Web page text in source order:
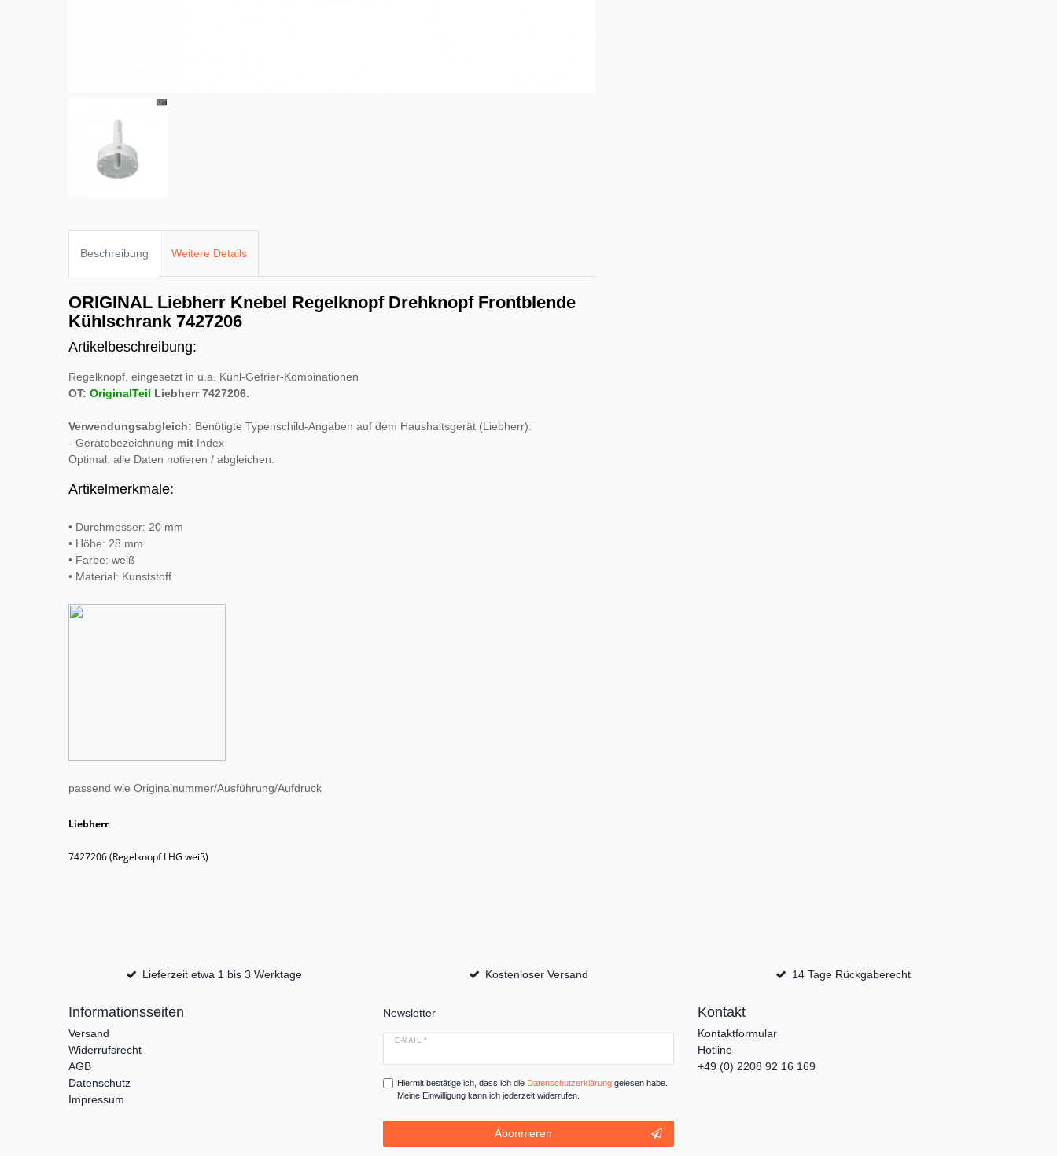
Beschreibung Weitere Details
ORIGINAL Liebherr Knebel Regelknopf Drehknopf Frontblende
Kühlschrank 7427206
Artikelbeschreibung:
Regelknopf, eingesetzt in u.a. Kühl-Gefrier-Kombinationen
OT: OriginalTeil Liebherr 7427206.
Verwendungsabgleich: Benötigte Typenschild-Angaben auf dem Haushaltsgerät (Liebherr):
- Gerätebezeichnung mit Index
Optimal: alle Daten notieren / abgleichen.
Artikelmerkmale:
• Durchmesser: 20 mm
• Höhe: 28 mm
• Farbe: weiß
• Material: Kunststoff
passend wie Originalnummer/Ausführung/Aufdruck
Liebherr
7427206 (Regelknopf LHG weiß)
Lieferzeit etwa 1 bis 3 Werktage Kostenloser Versand 14 Tage Rückgaberecht
Informationsseiten
Versand
Widerrufsrecht
AGB
Datenschutz
Impressum
Newsletter
E-MAIL *
Hiermit bestätige ich, dass ich die Daten­schutz­erklärunggelesen habe.
Meine Einwilligung kann ich jederzeit widerrufen.
Abonnieren
Kontakt
Kontaktformular
Hotline
+49 (0) 2208 92 16 169